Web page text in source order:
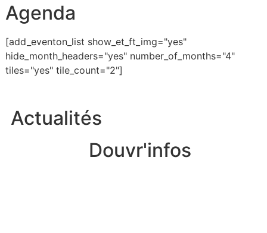
Agenda
[add_eventon_list show_et_ft_img="yes"
hide_month_headers="yes" number_of_months="4"
tiles="yes" tile_count="2"]
Actualités
Douvr'infos